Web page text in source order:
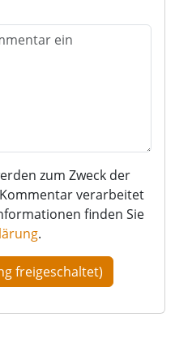
zum Zweck der
verarbeitet
finden Sie
.